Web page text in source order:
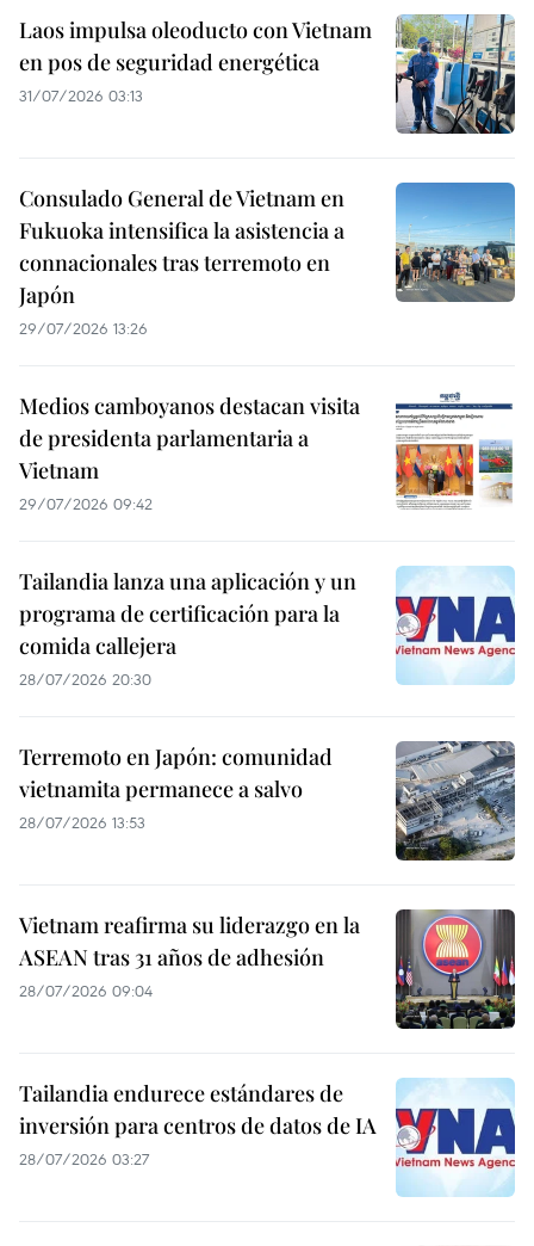
Laos impulsa oleoducto con Vietnam
en pos de seguridad energética
31/07/2026 03:13
Consulado General de Vietnam en
Fukuoka intensifica la asistencia a
connacionales tras terremoto en
Japón
29/07/2026 13:26
Medios camboyanos destacan visita
de presidenta parlamentaria a
Vietnam
29/07/2026 09:42
Tailandia lanza una aplicación y un
programa de certificación para la
comida callejera
28/07/2026 20:30
Terremoto en Japón: comunidad
vietnamita permanece a salvo
28/07/2026 13:53
Vietnam reafirma su liderazgo en la
ASEAN tras 31 años de adhesión
28/07/2026 09:04
Tailandia endurece estándares de
inversión para centros de datos de IA
28/07/2026 03:27